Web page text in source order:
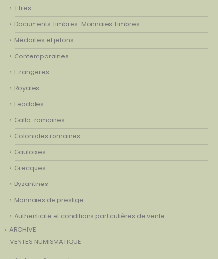
Titres
Documents Timbres-Monnaies Timbres
Médailles et jetons
Contemporaines
Etrangères
Royales
Feodales
Gallo-romaines
Coloniales romaines
Gauloises
Grecques
Byzantines
Monnaies de prestige
Authenticité et conditions particulières de vente
ARCHIVE
VENTES NUMISMATIQUE